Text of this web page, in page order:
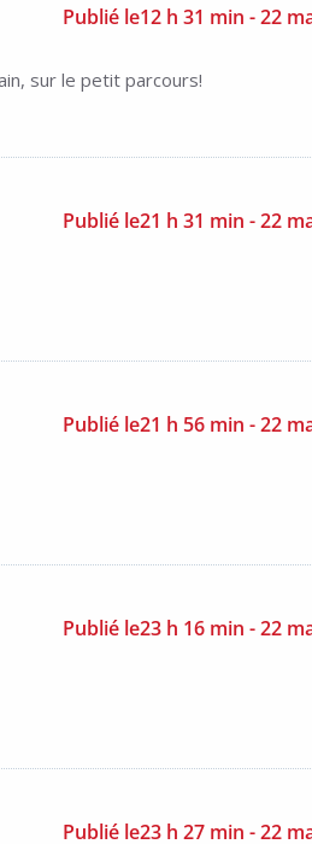
Publié le12 h 31 min - 22
sur le petit parcours!
Publié le21 h 31 min - 22
Publié le21 h 56 min - 22
Publié le23 h 16 min - 22
Publié le23 h 27 min - 22